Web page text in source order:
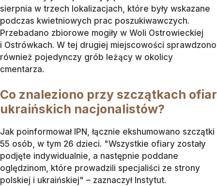
sierpnia w trzech lokalizacjach, które były wskazane
podczas kwietniowych prac poszukiwawczych.
Przebadano zbiorowe mogiły w Woli Ostrowieckiej
i Ostrówkach. W tej drugiej miejscowości sprawdzono
również pojedynczy grób leżący w okolicy
cmentarza.
Co znaleziono przy szczątkach ofiar
ukraińskich nacjonalistów?
Jak poinformował IPN, łącznie ekshumowano szczątki
55 osób, w tym 26 dzieci. "Wszystkie ofiary zostały
podjęte indywidualnie, a następnie poddane
oględzinom, które prowadzili specjaliści ze strony
polskiej i ukraińskiej" – zaznaczył Instytut.